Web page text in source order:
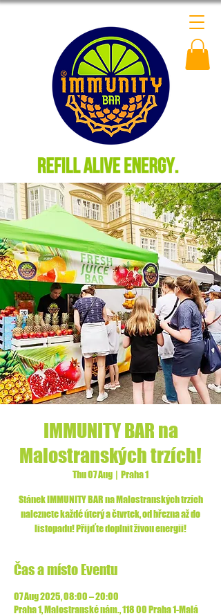
IMMUNITY BAR na
Malostranských trzích!
Thu 07 Aug
  |
Praha 1
Stánek IMMUNITY BAR na Malostranských trzích
naleznete každé úterý a čtvrtek, od března až do
listopadu! Přijďte doplnit živou energii!
Čas a místo Eventu
07 Aug 2025, 08:00 – 20:00
Praha 1, Malostranské nám., 118 00 Praha 1-Malá